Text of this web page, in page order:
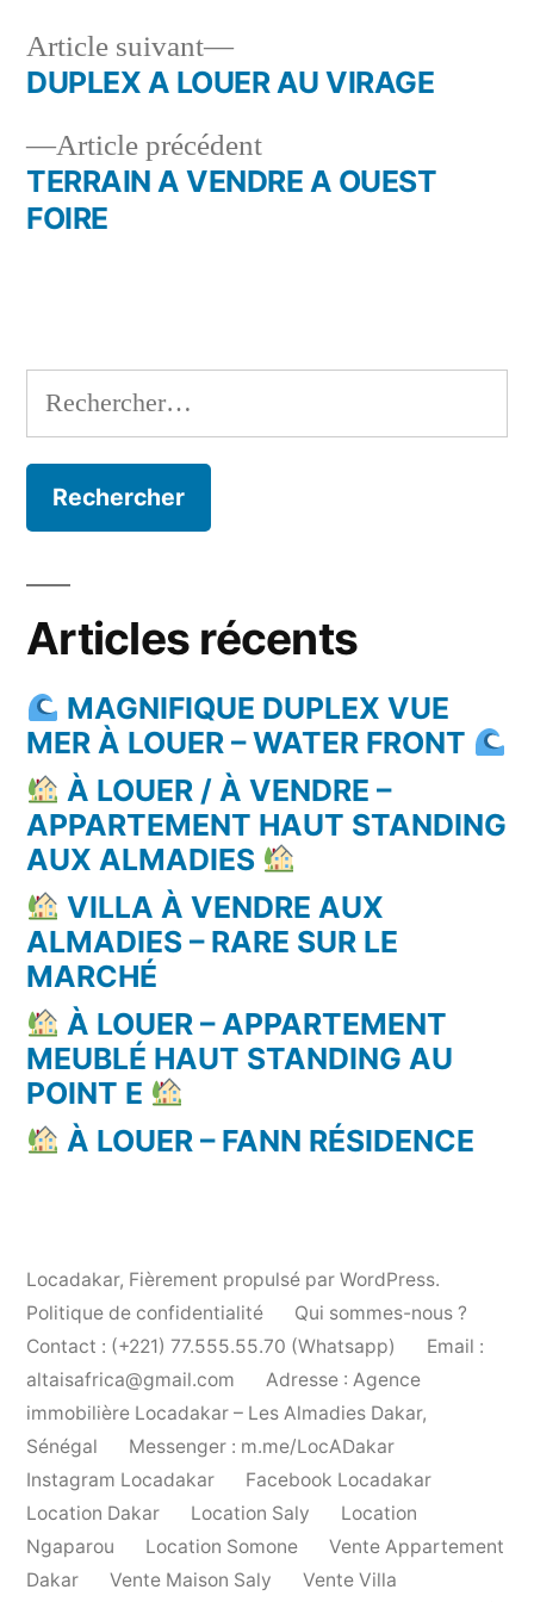
Navigation
de
l’article
Article précédentArticle
précédent :
TERRAIN A VENDRE A OUEST
FOIRE
Article suivant
Article
suivant :
DUPLEX A LOUER AU VIRAGE
Rechercher :
Articles récents
MAGNIFIQUE DUPLEX VUE
MER À LOUER – WATER FRONT
À LOUER / À VENDRE –
APPARTEMENT HAUT STANDING
AUX ALMADIES
VILLA À VENDRE AUX
ALMADIES – RARE SUR LE
MARCHÉ
À LOUER – APPARTEMENT
MEUBLÉ HAUT STANDING AU
POINT E
À LOUER – FANN RÉSIDENCE
Locadakar, Fièrement propulsé par WordPress.
Politique de confidentialité
Qui sommes-nous ?
Contact : (+221) 77.555.55.70 (Whatsapp)
Email :
altaisafrica@gmail.com
Adresse : Agence
immobilière Locadakar – Les Almadies Dakar,
Sénégal
Messenger : m.me/LocADakar
Instagram Locadakar
Facebook Locadakar
Location Dakar
Location Saly
Location
Ngaparou
Location Somone
Vente Appartement
Dakar
Vente Maison Saly
Vente Villa